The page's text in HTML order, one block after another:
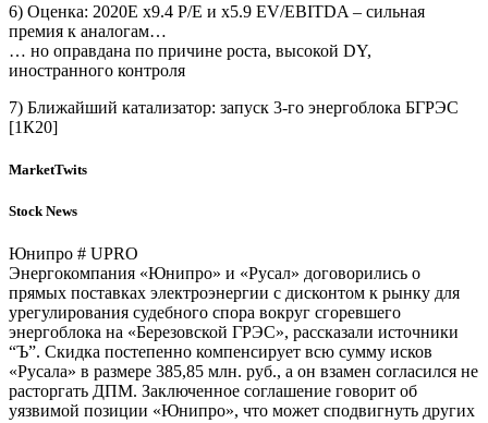
6) Оценка: 2020E x9.4 P/E и x5.9 EV/EBITDA – сильная
премия к аналогам…
… но оправдана по причине роста, высокой DY,
иностранного контроля
7) Ближайший катализатор: запуск 3-го энергоблока БГРЭС
[1К20]
MarketTwits
Stock News
Юнипро # UPRO
Энергокомпания «Юнипро» и «Русал» договорились о
прямых поставках электроэнергии с дисконтом к рынку для
урегулирования судебного спора вокруг сгоревшего
энергоблока на «Березовской ГРЭС», рассказали источники
“Ъ”. Скидка постепенно компенсирует всю сумму исков
«Русала» в размере 385,85 млн. руб., а он взамен согласился не
расторгать ДПМ. Заключенное соглашение говорит об
уязвимой позиции «Юнипро», что может сподвигнуть других